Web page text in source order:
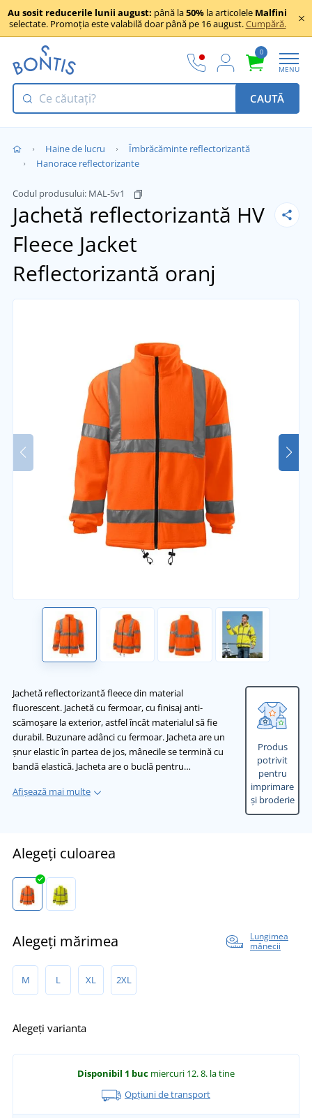
Au sosit reducerile lunii august: până la50% la articolele Malfini
selectate. Promoția este valabilă doar până pe 16 august.Cumpără.
0
MENU
CAUTĂ
Haine de lucru
Îmbrăcăminte reflectorizantă
Hanorace reflectorizante
Codul produsului: MAL-5v1
Jachetă reflectorizantă HV
Fleece Jacket
Reflectorizantă oranj
Jachetă reflectorizantă fleece din material
fluorescent. Jachetă cu fermoar, cu finisaj anti-
scămoşare la exterior, astfel încât materialul să fie
durabil. Buzunare adânci cu fermoar. Jacheta are un
șnur elastic în partea de jos, mânecile se termină cu
bandă elastică. Jacheta are o buclă pentru…
Afișează mai multe
Produs
potrivit
pentru
imprimare
și broderie
Alegeți culoarea
Alegeți mărimea
Lungimea
mânecii
M L XL 2XL
Alegeți varianta
Disponibil 1 buc miercuri 12. 8. la tine
Opțiuni de transport